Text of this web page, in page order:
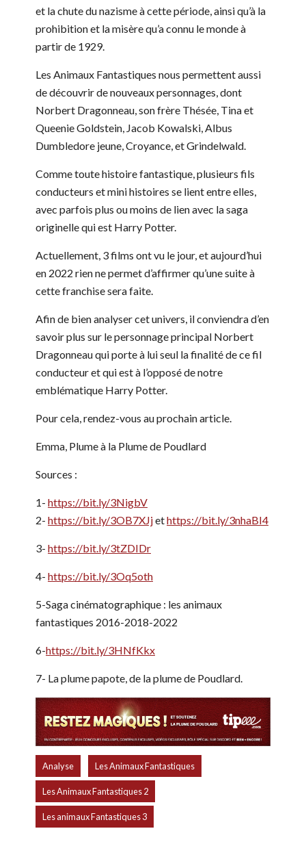
et la chute du nazisme à cette période, ainsi qu’à la
prohibition et la misère qu’a connu le monde à
partir de 1929.
Les Animaux Fantastiques nous permettent aussi
de découvrir de nouveaux personnages, dont
Norbert Dragonneau, son frère Thésée, Tina et
Queenie Goldstein, Jacob Kowalski, Albus
Dumbledore jeune, Croyance, et Grindelwald.
Comme toute histoire fantastique, plusieurs fils
conducteurs et mini histoires se lient entre elles,
avec parfois plus ou moins de lien avec la saga
originelle qui est Harry Potter.
Actuellement, 3 films ont vu le jour, et aujourd’hui
en 2022 rien ne permet d’affirmer qu’une suite à
cette franchise sera faite.
Afin de bien analyser cet univers, il conviendra d’en
savoir plus sur le personnage principal Norbert
Dragonneau qui porte à lui seul la finalité de ce fil
conducteur et qui est à l’opposé de notre
emblématique Harry Potter.
Pour cela, rendez-vous au prochain article.
Emma, Plume à la Plume de Poudlard
Sources :
1- https://bit.ly/3NigbV
2- https://bit.ly/3OB7XJjethttps://bit.ly/3nhaBI4
3- https://bit.ly/3tZDIDr
4- https://bit.ly/3Oq5oth
5-Saga cinématographique : les animaux
fantastiques 2016-2018-2022
6-https://bit.ly/3HNfKkx
7- La plume papote, de la plume de Poudlard.
Analyse Les Animaux Fantastiques
Les Animaux Fantastiques 2
Les animaux Fantastiques 3